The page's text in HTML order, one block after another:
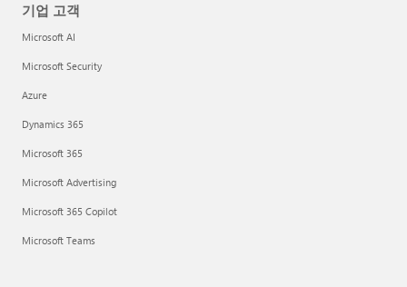
기업 고객
Microsoft AI
Microsoft Security
Azure
Dynamics 365
Microsoft 365
Microsoft Advertising
Microsoft 365 Copilot
Microsoft Teams